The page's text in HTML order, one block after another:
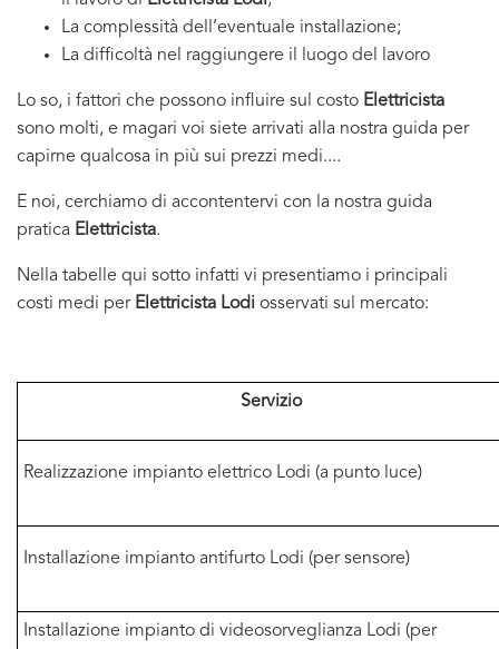
La complessità dell’eventuale installazione;
La difficoltà nel raggiungere il luogo del lavoro
Lo so, i fattori che possono influire sul costo Elettricista
sono molti, e magari voi siete arrivati alla nostra guida per
capirne qualcosa in più sui prezzi medi....
E noi, cerchiamo di accontentervi con la nostra guida
pratica Elettricista.
Nella tabelle qui sotto infatti vi presentiamo i principali
costi medi per Elettricista Lodi osservati sul mercato:
Servizio
Realizzazione impianto elettrico Lodi (a punto luce)
Installazione impianto antifurto Lodi (per sensore)
Installazione impianto di videosorveglianza Lodi (per